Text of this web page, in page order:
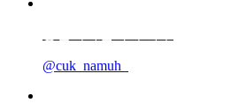
@cuk_namuh_